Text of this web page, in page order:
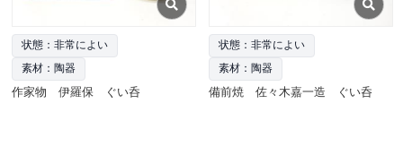
状態：非常によい
素材：陶器
作家物 伊羅保 ぐい呑
状態：非常によい
素材：陶器
備前焼 佐々木嘉一造 ぐい呑